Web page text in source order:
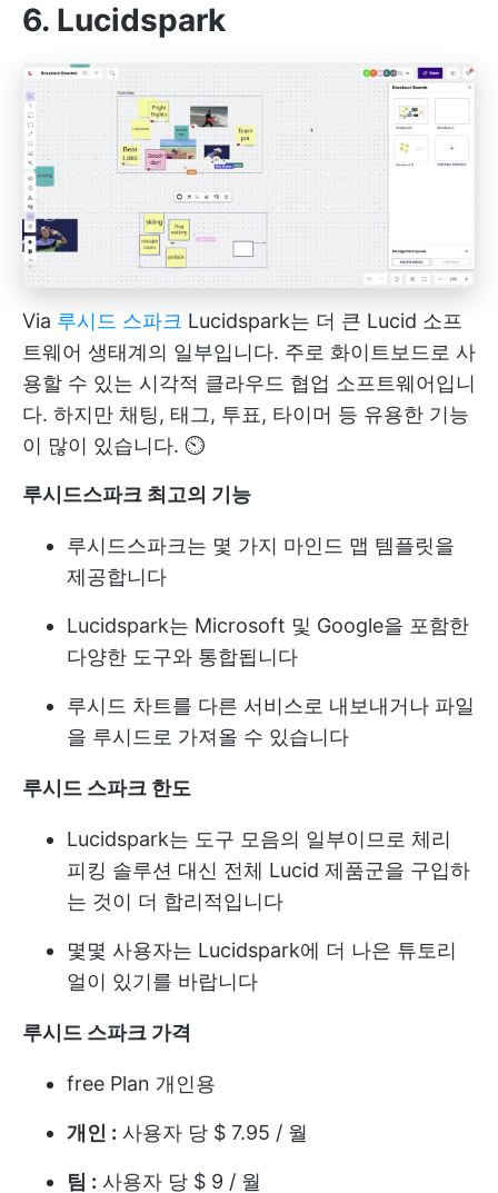
6. Lucidspark
Via 루시드 스파크 Lucidspark는 더 큰 Lucid 소프
트웨어 생태계의 일부입니다. 주로 화이트보드로 사
용할 수 있는 시각적 클라우드 협업 소프트웨어입니
다. 하지만 채팅, 태그, 투표, 타이머 등 유용한 기능
이 많이 있습니다. ⏲️
루시드스파크 최고의 기능
루시드스파크는 몇 가지 마인드 맵 템플릿을
제공합니다
Lucidspark는 Microsoft 및 Google을 포함한
다양한 도구와 통합됩니다
루시드 차트를 다른 서비스로 내보내거나 파일
을 루시드로 가져올 수 있습니다
루시드 스파크 한도
Lucidspark는 도구 모음의 일부이므로 체리
피킹 솔루션 대신 전체 Lucid 제품군을 구입하
는 것이 더 합리적입니다
몇몇 사용자는 Lucidspark에 더 나은 튜토리
얼이 있기를 바랍니다
루시드 스파크 가격
free Plan 개인용
개인 : 사용자 당 $ 7.95 / 월
팀 : 사용자 당 $ 9 / 월